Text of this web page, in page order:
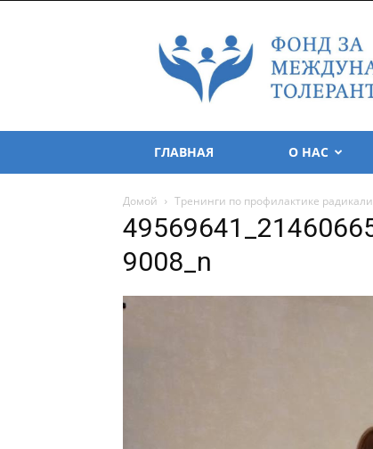
Foundation
for
Tolerance
International
ГЛАВНАЯ О НАС
Домой Тренинги по профилактике
9008_n